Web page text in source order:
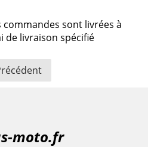
commandes sont livrées à
de livraison spécifié
moto.fr